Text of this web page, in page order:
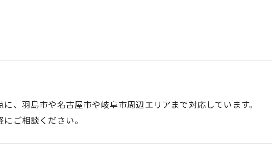
、羽島市や名古屋市や岐阜市周辺エリアまで対応しています。
ご相談ください。